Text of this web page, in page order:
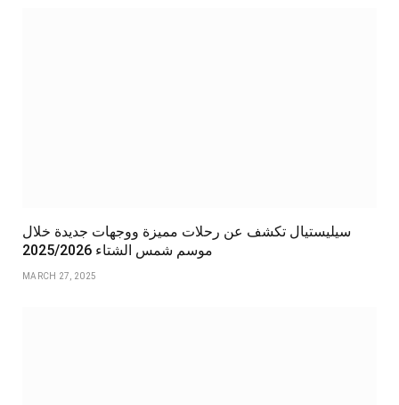
سيليستيال تكشف عن رحلات مميزة ووجهات جديدة خلال
موسم شمس الشتاء 2025/2026
MARCH 27, 2025